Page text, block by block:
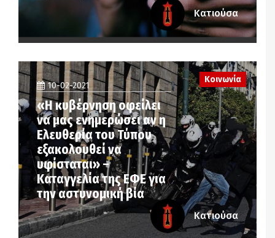
Κατιούσα
10-02-2021
«Η κυβέρνηση οφείλει
να μας ενημερώσει αν η
Ελευθερία του Τύπου
εξακολουθεί να
υφίσταται» –
Καταγγελία της ΕΦΕ για
την αστυνομική βία
Κοινωνία
Κατιούσα